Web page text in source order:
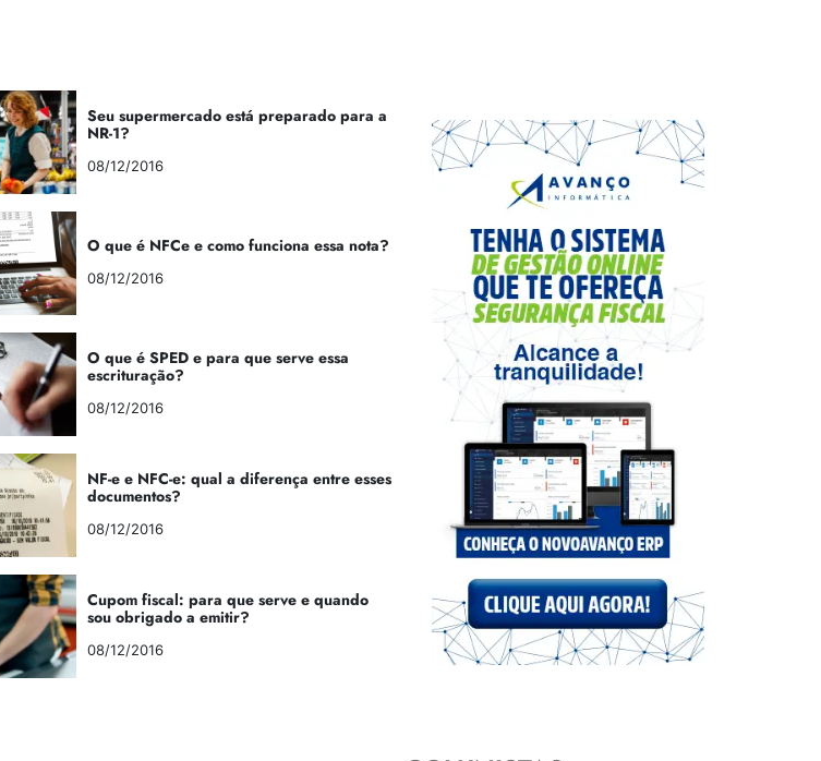
Seu supermercado está preparado para a
NR-1?
08/12/2016
O que é NFCe e como funciona essa nota?
08/12/2016
O que é SPED e para que serve essa
escrituração?
08/12/2016
NF-e e NFC-e: qual a diferença entre esses
documentos?
08/12/2016
Cupom fiscal: para que serve e quando
sou obrigado a emitir?
08/12/2016